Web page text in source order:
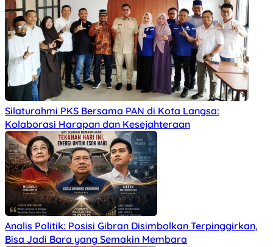
Silaturahmi PKS Bersama PAN di Kota Langsa:
Kolaborasi Harapan dan Kesejahteraan
Analis Politik: Posisi Gibran Disimbolkan Terpinggirkan,
Bisa Jadi Bara yang Semakin Membara